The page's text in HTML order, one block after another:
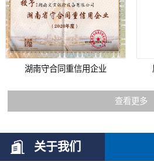
湖南守合同重信用企业
查看更多
关于我们